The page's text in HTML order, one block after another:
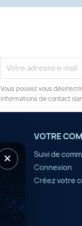
Vous pouvez vous
informations de contact
VOTRE
Suivi de
Connexion
Créez votre
×